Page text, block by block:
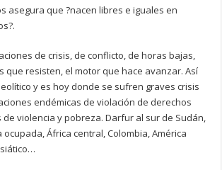
asegura que ?nacen libres e iguales en
de crisis, de conflicto, de horas bajas,
que resisten, el motor que hace avanzar. Así
y es hoy donde se sufren graves crisis
endémicas de violación de derechos
violencia y pobreza. Darfur al sur de Sudán,
África central, Colombia, América